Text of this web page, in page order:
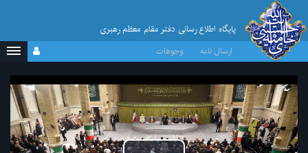
پایگاه اطلاع رسانی دفتر مقام معظم رهبری
ارسال نامه
وجوهات